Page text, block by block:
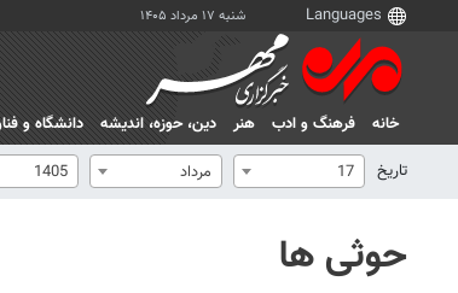
شنبه ۱۷ مرداد ۱۴۰۵
خانه فرهنگ و ادب هنر دين، حوزه، انديشه دانشگاه و
تاریخ
17 مرداد 1405
حوثی ها